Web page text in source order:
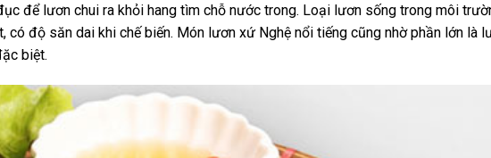
để lươn chui ra khỏi hang tìm chỗ nước trong. Loại lươn sống trong môi
có độ săn dai khi chế biến. Món lươn xứ Nghệ nổi tiếng cũng nhờ phần lớn là
biệt.